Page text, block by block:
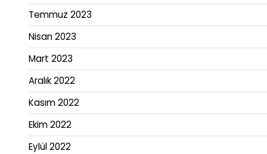
Temmuz 2023
Nisan 2023
Mart 2023
Aralık 2022
Kasım 2022
Ekim 2022
Eylül 2022